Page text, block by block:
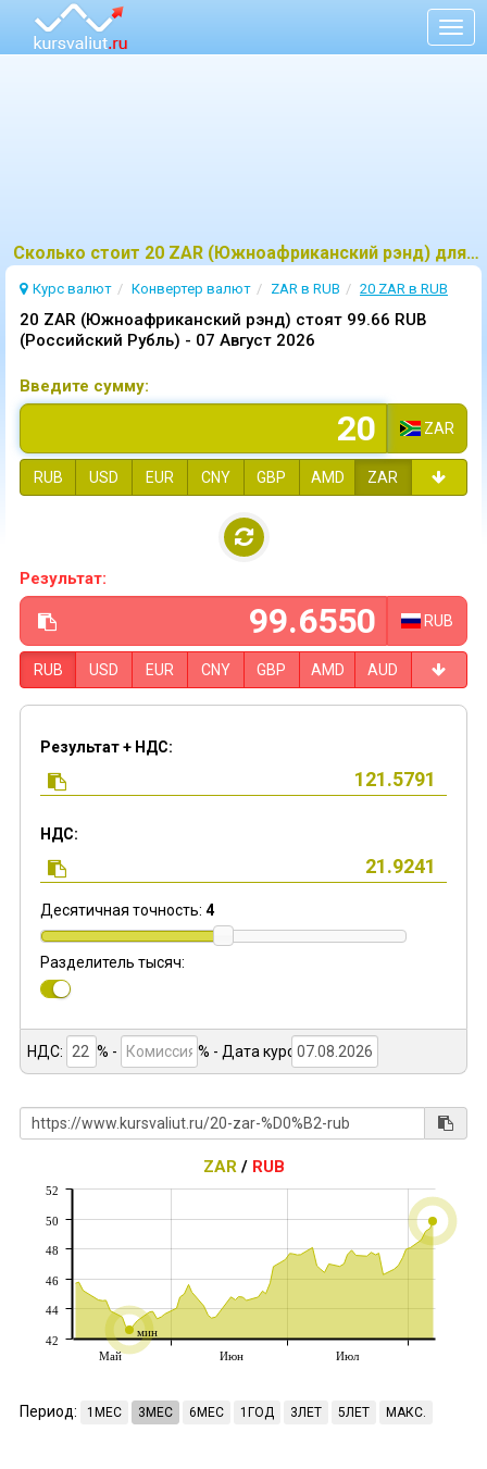
Сколько стоит 20 ZAR (Южноафриканский рэнд) для RUB (Российский Рубль)?
Курс валют Конвертер валют ZAR в RUB 20 ZAR в RUB
20 ZAR (Южноафриканский рэнд) стоят 99.66 RUB
(Российский Рубль) - 07 Август 2026
Введите сумму:
ZAR
RUB USD EUR CNY GBP AMD ZAR
Результат:
RUB
RUB USD EUR CNY GBP AMD AUD
Результат + НДС:
НДС:
Десятичная точность: 4
Разделитель тысяч:
НДС: % - % - Дата курса:
ZAR/ RUB
мин
Май
Июн Июл
42
44
46
48
50
52
Период: 1МЕС 3МЕС 6МЕС 1ГОД 3ЛЕТ 5ЛЕТ МАКС.